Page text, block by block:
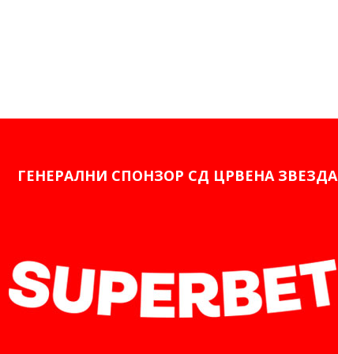
ГЕНЕРАЛНИ СПОНЗОР СД ЦРВЕНА ЗВЕЗДА